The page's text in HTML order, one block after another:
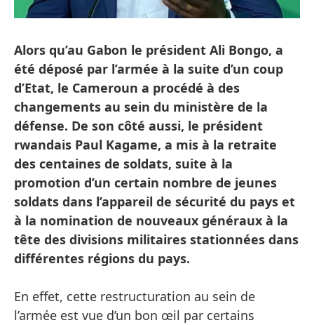
Alors qu’au Gabon le président Ali Bongo, a
été déposé par l’armée à la suite d’un coup
d’Etat, le Cameroun a procédé à des
changements au sein du ministère de la
défense. De son côté aussi, le président
rwandais Paul Kagame, a mis à la retraite
des centaines de soldats, suite à la
promotion d’un certain nombre de jeunes
soldats dans l’appareil de sécurité du pays et
à la nomination de nouveaux généraux à la
tête des divisions militaires stationnées dans
différentes régions du pays.
En effet, cette restructuration au sein de
l’armée est vue d’un bon œil par certains